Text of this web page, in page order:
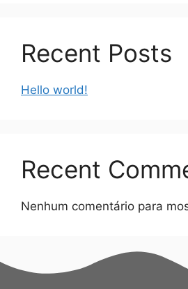
Recent Posts
Hello world!
Recent
Nenhum comentário para